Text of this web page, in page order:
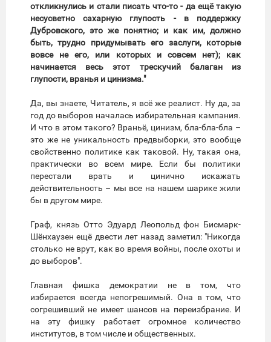
откликнулись и стали писать что-то - да ещё такую
несусветно сахарную глупость - в поддержку
Дубровского, это же понятно; и как им, должно
быть, трудно придумывать его заслуги, которые
вовсе не его, или которых и совсем нет); как
начинается весь этот трескучий балаган из
глупости, вранья и цинизма."
Да, вы знаете, Читатель, я всё же реалист. Ну да, за
год до выборов началась избирательная кампания.
И что в этом такого? Враньё, цинизм, бла-бла-бла –
это же не уникальность предвыборки, это вообще
свойственно политике как таковой. Ну, такая она,
практически во всем мире. Если бы политики
перестали врать и цинично искажать
действительность – мы все на нашем шарике жили
бы в другом мире.
Граф, князь Отто Эдуард Леопольд фон Бисмарк-
Шёнхаузен ещё двести лет назад заметил: "Никогда
столько не врут, как во время войны, после охоты и
до выборов".
Главная фишка демократии не в том, что
избирается всегда непогрешимый. Она в том, что
согрешивший не имеет шансов на переизбрание. И
на эту фишку работает огромное количество
институтов, в том числе и общественных.